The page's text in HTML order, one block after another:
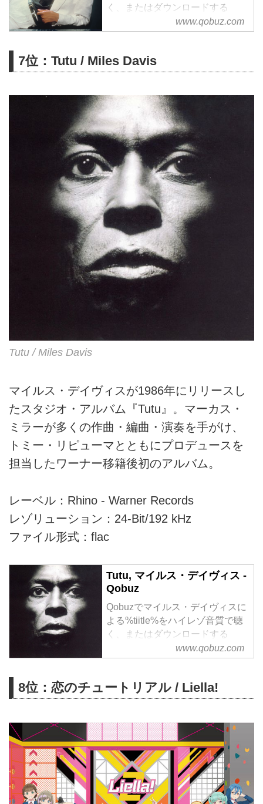
く、またはダウンロードする
サブスクリプションは¥1,280/月
から
www.qobuz.com
7位：Tutu / Miles Davis
Tutu / Miles Davis
マイルス・デイヴィスが1986年にリリースし
たスタジオ・アルバム『Tutu』。マーカス・
ミラーが多くの作曲・編曲・演奏を手がけ、
トミー・リピューマとともにプロデュースを
担当したワーナー移籍後初のアルバム。
レーベル：Rhino - Warner Records
レゾリューション：24-Bit/192 kHz
ファイル形式：flac
Tutu, マイルス・デイヴィス -
Qobuz
Qobuzでマイルス・デイヴィスに
よる%tiitle%をハイレゾ音質で聴
く、またはダウンロードする
サブスクリプションは¥1,280/月
から
www.qobuz.com
8位：恋のチュートリアル / Liella!